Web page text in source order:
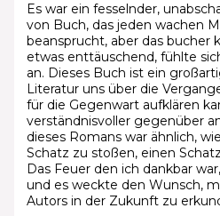
Es war ein fesselnder,
von Buch, das jeden wachen
beansprucht, aber das bucher
etwas enttäuschend, fühlte
an. Dieses Buch ist ein
Literatur uns über die
für die Gegenwart aufklären
verständnisvoller gegenüber
dieses Romans war ähnlich,
Schatz zu stoßen, einen
Das Feuer den ich dankbar
und es weckte den Wunsch,
Autors in der Zukunft zu